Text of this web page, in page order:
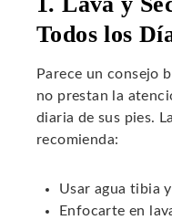
Todos los
Parece un consejo
no prestan la
diaria de sus pies.
recomienda:
Usar agua tibia
Enfocarte en